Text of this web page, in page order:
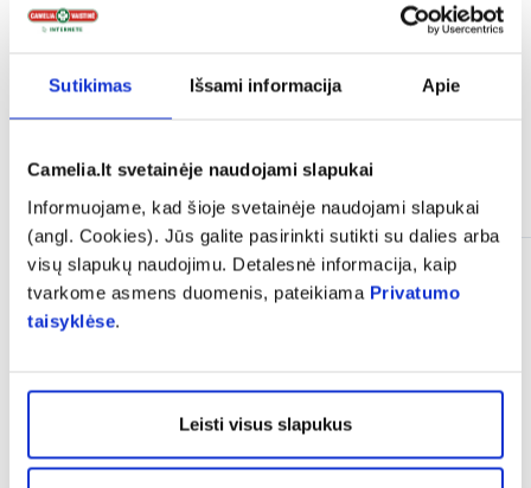
Sutikimas Išsami informacija Apie
Camelia.lt svetainėje naudojami slapukai
Informuojame, kad šioje svetainėje naudojami slapukai
(angl. Cookies). Jūs galite pasirinkti sutikti su dalies arba
visų slapukų naudojimu. Detalesnė informacija, kaip
tvarkome asmens duomenis, pateikiama Privatumo
taisyklėse.
Leisti visus slapukus
Atsiliepimai expand_more
Panašios prekės
Tik internete